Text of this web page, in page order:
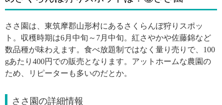
ささ園は、東筑摩郡山形村にあるさくらんぼ狩りスポッ
ト。収穫時期は6月中旬～7月中旬。紅さやかや佐藤錦など
数品種が味わえます。食べ放題制ではなく量り売りで、100
gあたり400円での販売となります。アットホームな農園の
ため、リピーターも多いのだとか。
ささ園の詳細情報